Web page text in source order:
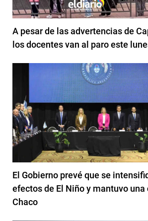
A pesar de las advertencias de
los docentes van al paro este
El Gobierno prevé que se
efectos de El Niño y mantuvo una
Chaco